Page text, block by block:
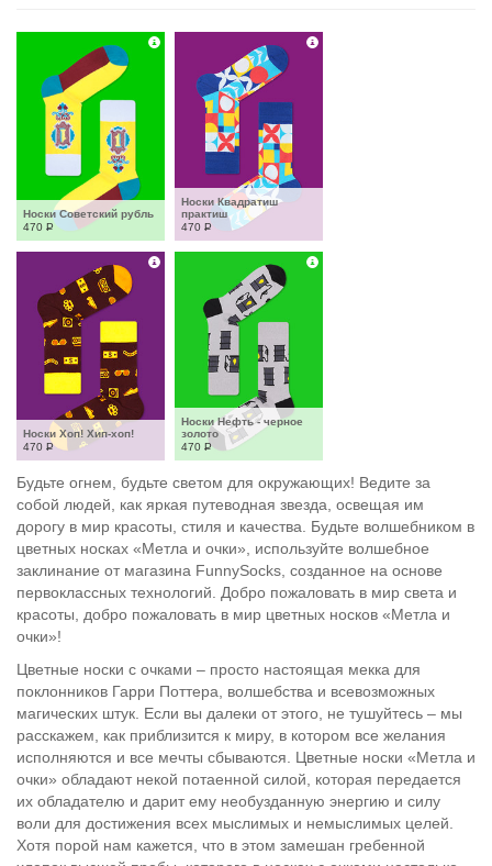
Носки Советский рубль
470 Р
Носки Квадратиш
практиш
470 Р
Носки Хоп! Хип-хоп!
470 Р
Носки Нефть - черное
золото
470 Р
Будьте огнем, будьте светом для окружающих! Ведите за
собой людей, как яркая путеводная звезда, освещая им
дорогу в мир красоты, стиля и качества. Будьте волшебником в
цветных носках «Метла и очки», используйте волшебное
заклинание от магазина FunnySocks, созданное на основе
первоклассных технологий. Добро пожаловать в мир света и
красоты, добро пожаловать в мир цветных носков «Метла и
очки»!
Цветные носки с очками – просто настоящая мекка для
поклонников Гарри Поттера, волшебства и всевозможных
магических штук. Если вы далеки от этого, не тушуйтесь – мы
расскажем, как приблизится к миру, в котором все желания
исполняются и все мечты сбываются. Цветные носки «Метла и
очки» обладают некой потаенной силой, которая передается
их обладателю и дарит ему необузданную энергию и силу
воли для достижения всех мыслимых и немыслимых целей.
Хотя порой нам кажется, что в этом замешан гребенной